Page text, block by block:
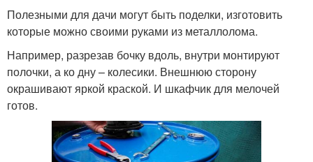
Полезными для дачи могут быть поделки, изготовить
которые можно своими руками из металлолома.
Например, разрезав бочку вдоль, внутри монтируют
полочки, а ко дну – колесики. Внешнюю сторону
окрашивают яркой краской. И шкафчик для мелочей
готов.